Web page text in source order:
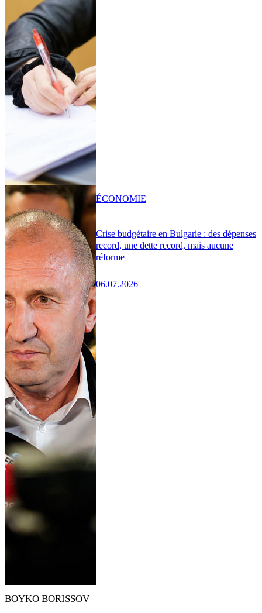
Crise budgétaire en Bulgarie : des dépenses
record, une dette record, mais aucune
réforme
06.07.2026
ÉCONOMIE
BOYKO BORISSOV